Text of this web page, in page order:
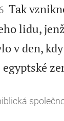
Tak
lidu,
v den,